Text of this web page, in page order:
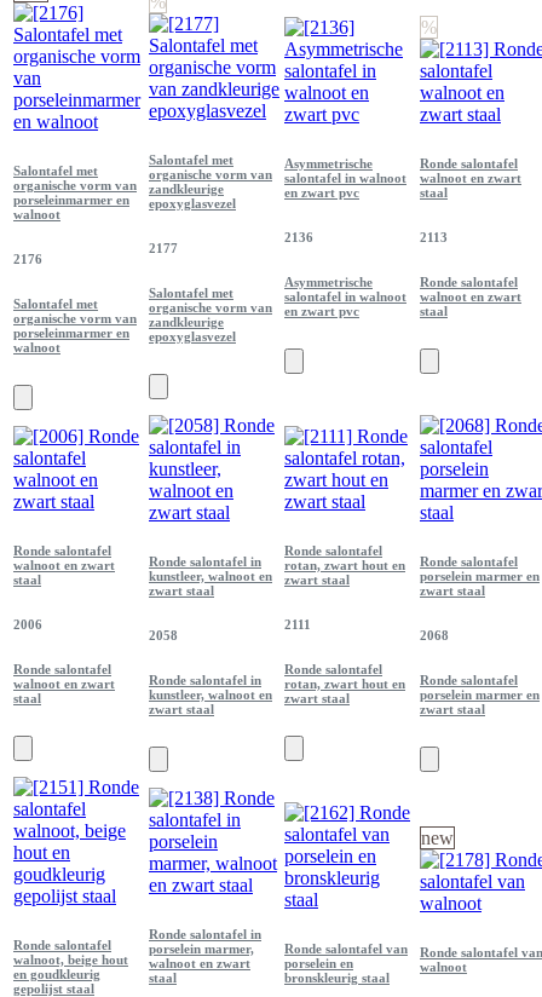
Salontafel met
organische vorm van
porseleinmarmer en
walnoot
2176
Salontafel met
organische vorm van
porseleinmarmer en
walnoot
Salontafel met
organische vorm van
zandkleurige
epoxyglasvezel
2177
Salontafel met
organische vorm van
zandkleurige
epoxyglasvezel
Asymmetrische
salontafel in walnoot
en zwart pvc
2136
Asymmetrische
salontafel in walnoot
en zwart pvc
%
Ronde salontafel
walnoot en zwart
staal
2113
Ronde salontafel
walnoot en zwart
staal
Ronde salontafel
walnoot en zwart
staal
2006
Ronde salontafel
walnoot en zwart
staal
Ronde salontafel in
kunstleer, walnoot en
zwart staal
2058
Ronde salontafel in
kunstleer, walnoot en
zwart staal
Ronde salontafel
rotan, zwart hout en
zwart staal
2111
Ronde salontafel
rotan, zwart hout en
zwart staal
Ronde salontafel
porselein marmer en
zwart staal
2068
Ronde salontafel
porselein marmer en
zwart staal
Ronde salontafel
walnoot, beige hout
en goudkleurig
gepolijst staal
Ronde salontafel in
porselein marmer,
walnoot en zwart
staal
Ronde salontafel van
porselein en
bronskleurig staal
new
Ronde salontafel van
walnoot